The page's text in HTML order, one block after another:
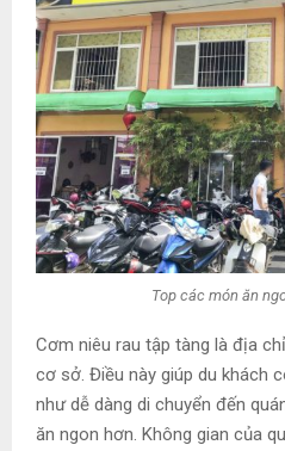
Top các món ăn
Cơm niêu rau tập tàng là địa
cơ sở. Điều này giúp du khách
như dễ dàng di chuyển đến
ăn ngon hơn. Không gian của